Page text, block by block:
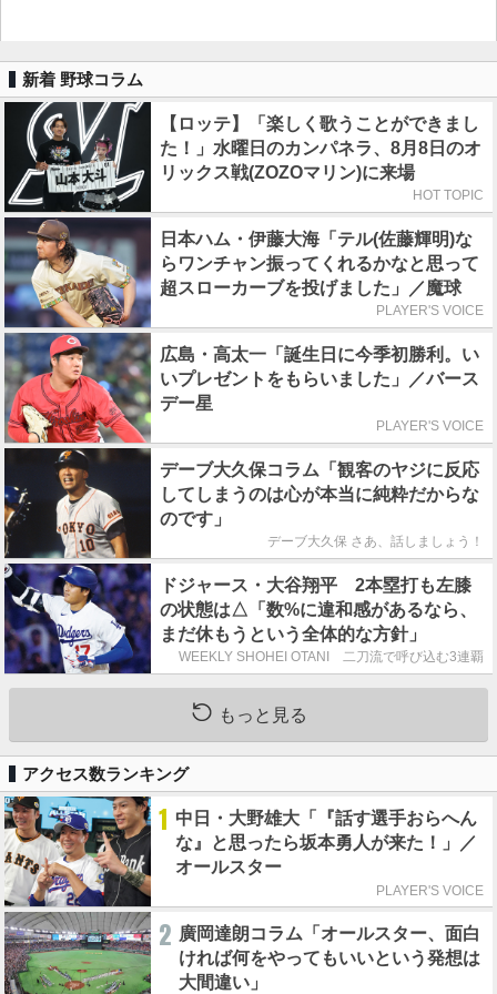
新着 野球コラム
【ロッテ】「楽しく歌うことができまし
た！」水曜日のカンパネラ、8月8日のオ
リックス戦(ZOZOマリン)に来場
HOT TOPIC
日本ハム・伊藤大海「テル(佐藤輝明)な
らワンチャン振ってくれるかなと思って
超スローカーブを投げました」／魔球
PLAYER'S VOICE
広島・高太一「誕生日に今季初勝利。い
いプレゼントをもらいました」／バース
デー星
PLAYER'S VOICE
デーブ大久保コラム「観客のヤジに反応
してしまうのは心が本当に純粋だからな
のです」
デーブ大久保 さあ、話しましょう！
ドジャース・大谷翔平 2本塁打も左膝
の状態は△「数%に違和感があるなら、
まだ休もうという全体的な方針」
WEEKLY SHOHEI OTANI 二刀流で呼び込む3連覇
もっと見る
アクセス数ランキング
1 中日・大野雄大「『話す選手おらへん
な』と思ったら坂本勇人が来た！」／
オールスター
PLAYER'S VOICE
2 廣岡達朗コラム「オールスター、面白
ければ何をやってもいいという発想は
大間違い」